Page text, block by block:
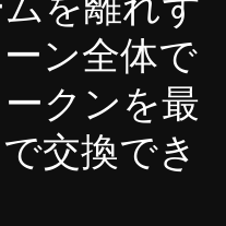
ン全体で
クンを最
交換でき